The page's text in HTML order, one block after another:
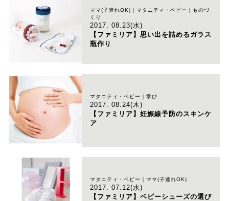
ママ(子連れOK)｜マタニティ・ベビー｜ものづ
くり
2017. 08.23(水)
【ファミリア】思い出を詰めるガラス
瓶作り
マタニティ・ベビー｜学び
2017. 08.24(木)
【ファミリア】妊娠線予防のスキンケ
ア
マタニティ・ベビー｜ママ(子連れOK)
2017. 07.12(水)
【ファミリア】ベビーシューズの選び